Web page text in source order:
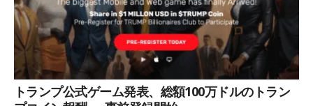
トランプ公式ゲーム発表、総額100万ドルのトラン